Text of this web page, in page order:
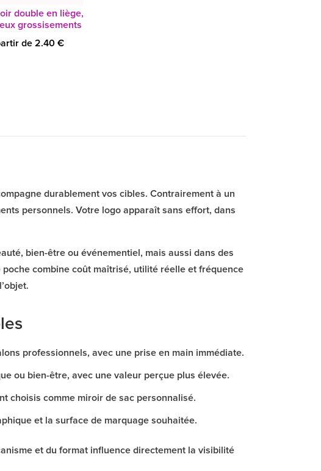
double en liège,
grossisements
de 2.40 €
durablement vos cibles. Contrairement à un
personnels. Votre logo apparaît sans effort, dans
bien-être ou événementiel, mais aussi dans des
combine coût maîtrisé, utilité réelle et fréquence
professionnels, avec une prise en main immédiate.
ou bien-être, avec une valeur perçue plus élevée.
choisis comme miroir de sac personnalisé.
et la surface de marquage souhaitée.
et du format influence directement la visibilité